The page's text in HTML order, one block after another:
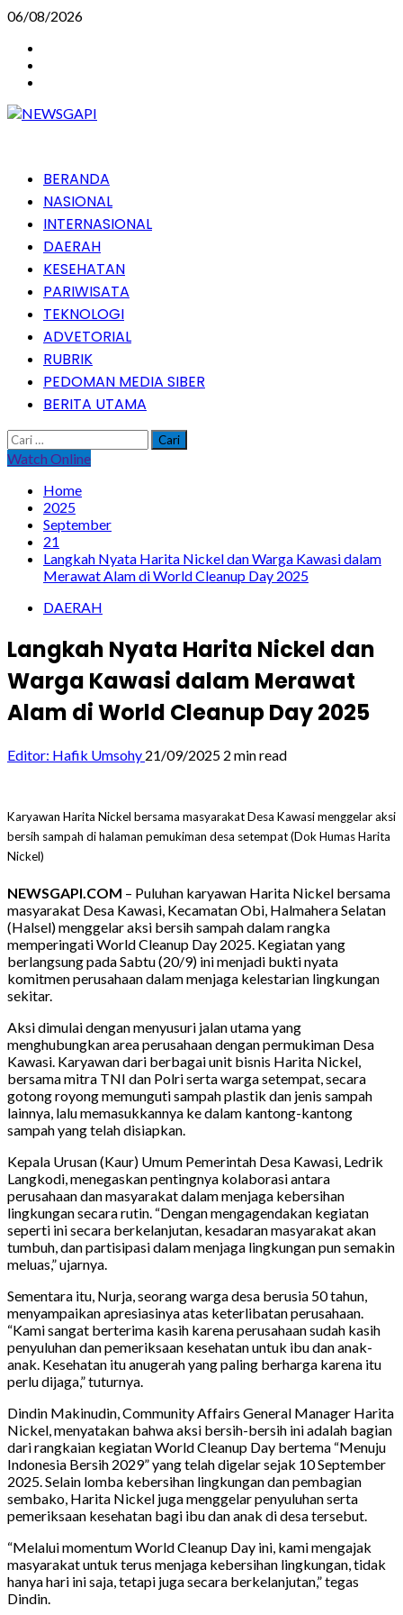
Skip
content
06/08/2026
PrimaryBERANDA
NASIONAL
INTERNASIONAL
DAERAH
KESEHATAN
PARIWISATA
TEKNOLOGI
ADVETORIAL
RUBRIK
PEDOMAN MEDIA SIBER
BERITA UTAMA
Cari
untuk:
Watch Online
Home
2025
September
21
Langkah Nyata Harita Nickel dan Warga Kawasi dalam
Merawat Alam di World Cleanup Day 2025
DAERAH
Langkah Nyata Harita Nickel dan
Warga Kawasi dalam Merawat
Alam di World Cleanup Day 2025
Editor: Hafik Umsohy 21/09/2025 2 min read
Karyawan Harita Nickel bersama masyarakat Desa Kawasi menggelar aksi
bersih sampah di halaman pemukiman desa setempat (Dok Humas Harita
Nickel)
NEWSGAPI.COM – Puluhan karyawan Harita Nickel bersama
masyarakat Desa Kawasi, Kecamatan Obi, Halmahera Selatan
(Halsel) menggelar aksi bersih sampah dalam rangka
memperingati World Cleanup Day 2025. Kegiatan yang
berlangsung pada Sabtu (20/9) ini menjadi bukti nyata
komitmen perusahaan dalam menjaga kelestarian lingkungan
sekitar.
Aksi dimulai dengan menyusuri jalan utama yang
menghubungkan area perusahaan dengan permukiman Desa
Kawasi. Karyawan dari berbagai unit bisnis Harita Nickel,
bersama mitra TNI dan Polri serta warga setempat, secara
gotong royong memunguti sampah plastik dan jenis sampah
lainnya, lalu memasukkannya ke dalam kantong-kantong
sampah yang telah disiapkan.
Kepala Urusan (Kaur) Umum Pemerintah Desa Kawasi, Ledrik
Langkodi, menegaskan pentingnya kolaborasi antara
perusahaan dan masyarakat dalam menjaga kebersihan
lingkungan secara rutin. “Dengan mengagendakan kegiatan
seperti ini secara berkelanjutan, kesadaran masyarakat akan
tumbuh, dan partisipasi dalam menjaga lingkungan pun semakin
meluas,” ujarnya.
Sementara itu, Nurja, seorang warga desa berusia 50 tahun,
menyampaikan apresiasinya atas keterlibatan perusahaan.
“Kami sangat berterima kasih karena perusahaan sudah kasih
penyuluhan dan pemeriksaan kesehatan untuk ibu dan anak-
anak. Kesehatan itu anugerah yang paling berharga karena itu
perlu dijaga,” tuturnya.
Dindin Makinudin, Community Affairs General Manager Harita
Nickel, menyatakan bahwa aksi bersih-bersih ini adalah bagian
dari rangkaian kegiatan World Cleanup Day bertema “Menuju
Indonesia Bersih 2029” yang telah digelar sejak 10 September
2025. Selain lomba kebersihan lingkungan dan pembagian
sembako, Harita Nickel juga menggelar penyuluhan serta
pemeriksaan kesehatan bagi ibu dan anak di desa tersebut.
“Melalui momentum World Cleanup Day ini, kami mengajak
masyarakat untuk terus menjaga kebersihan lingkungan, tidak
hanya hari ini saja, tetapi juga secara berkelanjutan,” tegas
Dindin.